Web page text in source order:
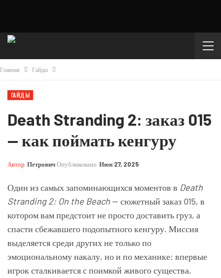
Главная Гайды
ГАЙДЫ
Death Stranding 2: заказ 015
— как поймать кенгуру
Автор ПетровичОпубликовано Июн 27, 2025
Один из самых запоминающихся моментов в Death
Stranding 2: On the Beach — сюжетный заказ 015, в
котором вам предстоит не просто доставить груз, а
спасти сбежавшего подопытного кенгуру. Миссия
выделяется среди других не только по
эмоциональному накалу, но и по механике: впервые
игрок сталкивается с поимкой живого существа,